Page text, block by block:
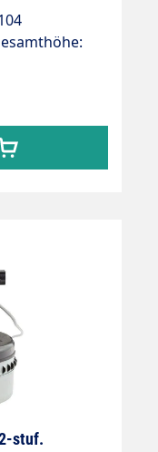
»
» 230 V / 50
»
Isolierung
stuf.